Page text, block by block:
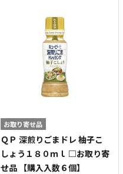
お取り寄せ品
ＱＰ 深煎りごまドレ 柚子こ
しょう１８０ｍｌ □お取り寄
せ品 【購入入数６個】